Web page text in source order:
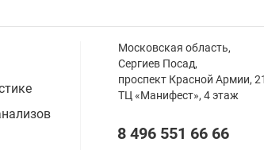
Московская область,
Сергиев Посад,
проспект Красной Армии,
ТЦ «Манифест», 4 этаж
8 496 551 66 66